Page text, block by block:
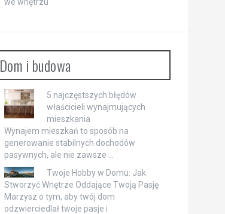
Dom i budowa
5 najczęstszych błędów
właścicieli wynajmujących
mieszkania
Wynajem mieszkań to sposób na
generowanie stabilnych dochodów
pasywnych, ale nie zawsze …
Twoje Hobby w Domu: Jak
Stworzyć Wnętrze Oddające Twoją Pasję
Marzysz o tym, aby twój dom
odzwierciedlał twoje pasje i